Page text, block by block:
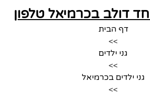
דולב בכרמיאל טלפון
דף הבית
>>
גני ילדים
>>
גני ילדים בכרמיאל
>>